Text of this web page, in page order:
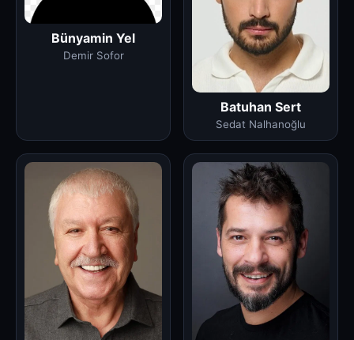
Bünyamin Yel
Demir Sofor
Batuhan Sert
Sedat Nalhanoğlu